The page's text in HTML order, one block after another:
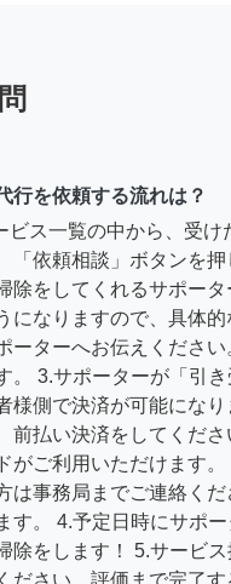
行を依頼する流れは？
ビス一覧の中から、受
「依頼相談」ボタンを
除をしてくれるサポー
になりますので、具体
ーターへお伝えくださ
。 3.サポーターが「引
様側で決済が可能にな
前払い決済をしてくだ
がご利用いただけます
は事務局までご連絡く
す。 4.予定日時にサポ
除をします！ 5.サービ